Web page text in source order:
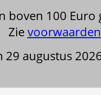
boven 100
Zievoorwaarden
augustus